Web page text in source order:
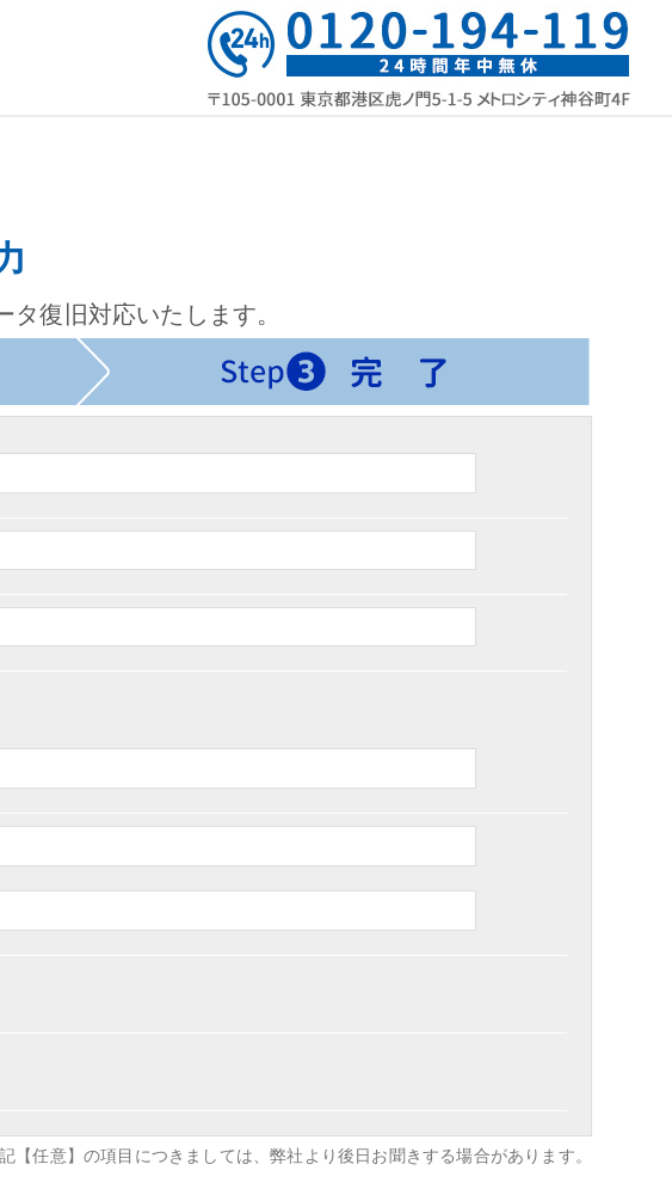
復旧対応いたします。
【任意】の項目につきましては、弊社より後日お聞きする場合があります。